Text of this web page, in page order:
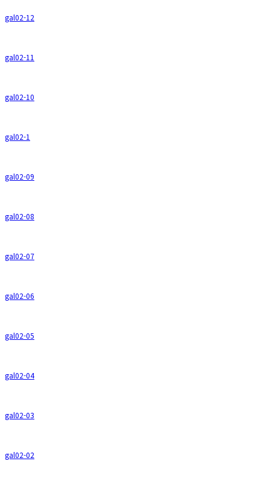
gal02-12
gal02-11
gal02-10
gal02-1
gal02-09
gal02-08
gal02-07
gal02-06
gal02-05
gal02-04
gal02-03
gal02-02